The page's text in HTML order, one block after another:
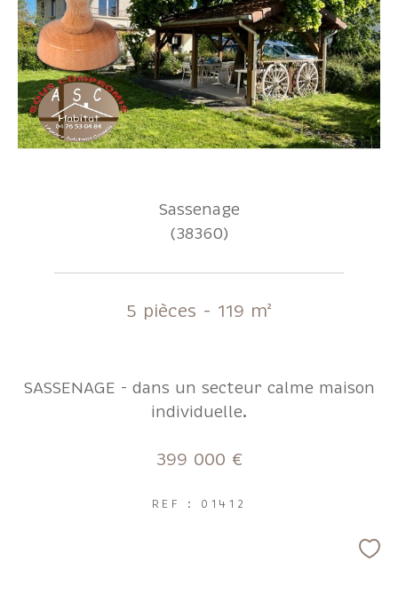
Sassenage
(38360)
5 pièces - 119 m²
SASSENAGE - dans un secteur calme maison
individuelle.
399 000 €
REF : 01412